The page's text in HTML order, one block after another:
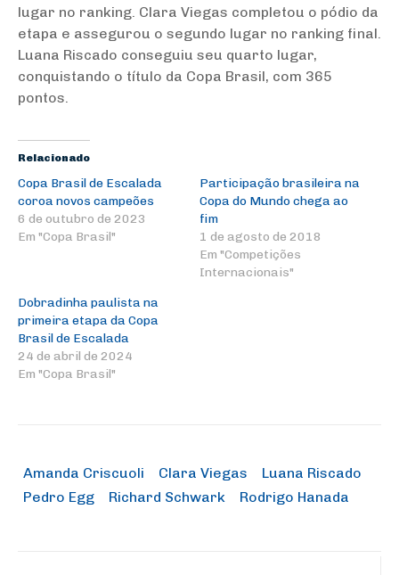
lugar no ranking. Clara Viegas completou o pódio da
etapa e assegurou o segundo lugar no ranking final.
Luana Riscado conseguiu seu quarto lugar,
conquistando o título da Copa Brasil, com 365
pontos.
Relacionado
Copa Brasil de Escalada
coroa novos campeões
6 de outubro de 2023
Em "Copa Brasil"
Participação brasileira na
Copa do Mundo chega ao
fim
1 de agosto de 2018
Em "Competições
Internacionais"
Dobradinha paulista na
primeira etapa da Copa
Brasil de Escalada
24 de abril de 2024
Em "Copa Brasil"
Amanda Criscuoli Clara Viegas
Luana Riscado
Pedro Egg
Richard Schwark Rodrigo Hanada